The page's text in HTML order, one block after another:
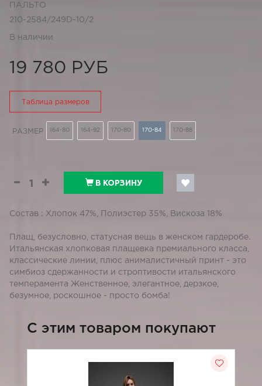
ПАЛЬТО
210-2584/249D-10/2
В наличии
19 780 РУБ
Таблица размеров
РАЗМЕР 164-80 164-92 170-80 170-84 170-88
В КОРЗИНУ
Состав : Хлопок 47%, Полиэстер 35%, Вискоза 18%
Плащ, безусловно, статусная вещь в женском гардеробе.
Итальянская хлопковая плащевка премиального класса,
классические линии, плюс анималистичный принт - это
симбиоз сдержанности и строптивости итальянского
темперамента Женственное, элегантное, дерзкое,
безумное, роскошное - просто бомба!
C этим товаром покупают